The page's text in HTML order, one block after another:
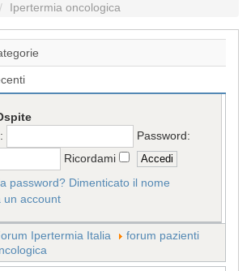
Ipertermia oncologica
Password:
Ricordami
password? Dimenticato il nome
un account
Ipertermia Italia
forum pazienti